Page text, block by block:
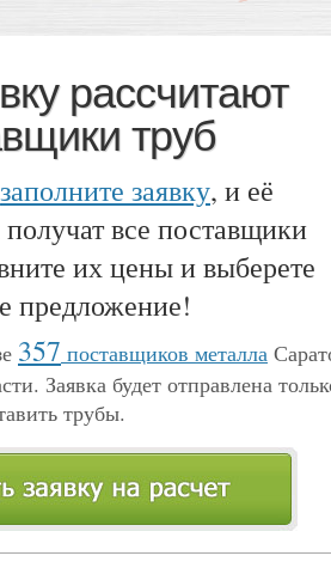
рассчитают
труб
заполните заявку, и её
все поставщики
их цены и выберете
предложение!
357 поставщиков металла
Заявка будет отправлена
трубы.